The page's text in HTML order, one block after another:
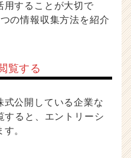
用することが大切で
の情報収集方法を紹介
覧する
式公開している企業な
すると、エントリーシ
。